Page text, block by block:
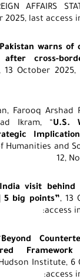
AFFAIRS
2025, last access
warns of
cross-
13 October
Farooq Arshad
Ikram, “U.S.
Humanities and
12,
visit behind
5 big points”, 13
access
Beyond
Institute, 6
access